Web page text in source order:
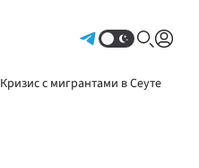
Кризис с мигрантами в Сеуте